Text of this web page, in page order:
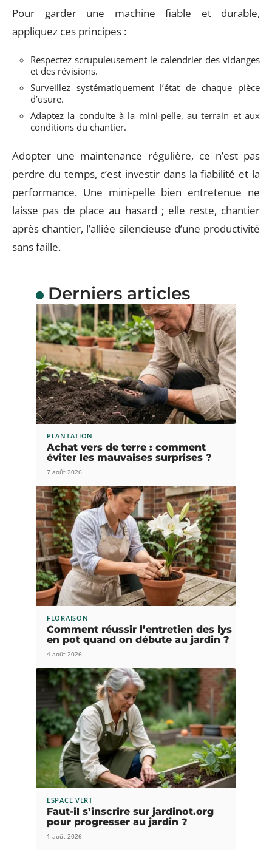
Pour garder une machine fiable et durable,
appliquez ces principes :
Respectez scrupuleusement le calendrier des vidanges
et des révisions.
Surveillez systématiquement l’état de chaque pièce
d’usure.
Adaptez la conduite à la mini-pelle, au terrain et aux
conditions du chantier.
Adopter une maintenance régulière, ce n’est pas
perdre du temps, c’est investir dans la fiabilité et la
performance. Une mini-pelle bien entretenue ne
laisse pas de place au hasard ; elle reste, chantier
après chantier, l’alliée silencieuse d’une productivité
sans faille.
Derniers articles
PLANTATION
Achat vers de terre : comment
éviter les mauvaises surprises ?
7 août 2026
FLORAISON
Comment réussir l’entretien des lys
en pot quand on débute au jardin ?
4 août 2026
ESPACE VERT
Faut-il s’inscrire sur jardinot.org
pour progresser au jardin ?
1 août 2026